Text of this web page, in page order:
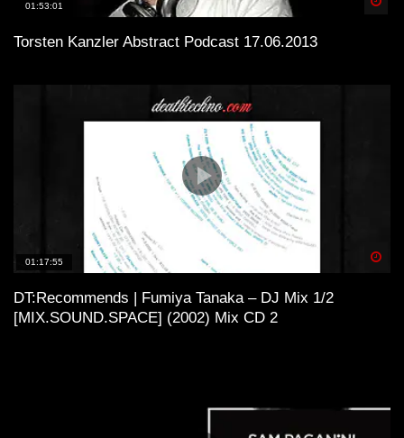
01:53:01
Torsten Kanzler Abstract Podcast 17.06.2013
01:17:55
DT:Recommends | Fumiya Tanaka – DJ Mix 1/2
[MIX.SOUND.SPACE] (2002) Mix CD 2